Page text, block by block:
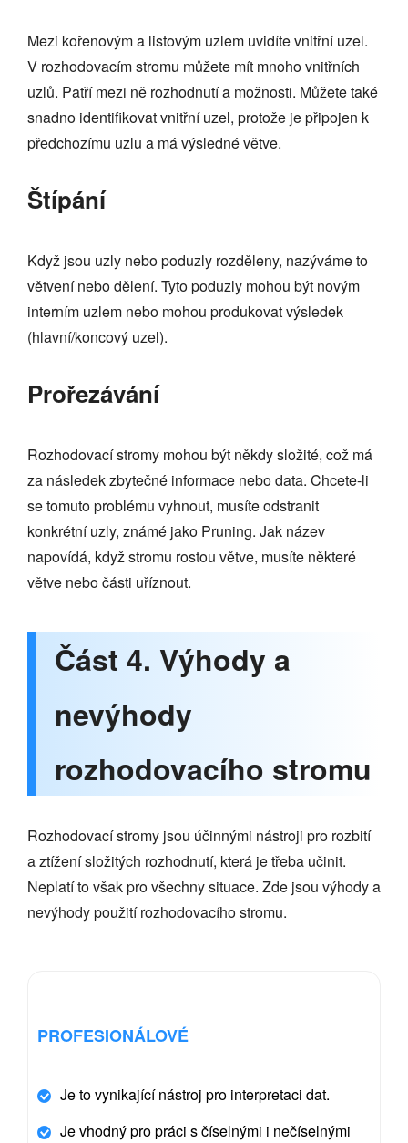
Mezi kořenovým a listovým uzlem uvidíte vnitřní uzel.
V rozhodovacím stromu můžete mít mnoho vnitřních
uzlů. Patří mezi ně rozhodnutí a možnosti. Můžete také
snadno identifikovat vnitřní uzel, protože je připojen k
předchozímu uzlu a má výsledné větve.
Štípání
Když jsou uzly nebo poduzly rozděleny, nazýváme to
větvení nebo dělení. Tyto poduzly mohou být novým
interním uzlem nebo mohou produkovat výsledek
(hlavní/koncový uzel).
Prořezávání
Rozhodovací stromy mohou být někdy složité, což má
za následek zbytečné informace nebo data. Chcete-li
se tomuto problému vyhnout, musíte odstranit
konkrétní uzly, známé jako Pruning. Jak název
napovídá, když stromu rostou větve, musíte některé
větve nebo části uříznout.
Část 4. Výhody a
nevýhody
rozhodovacího stromu
Rozhodovací stromy jsou účinnými nástroji pro rozbití
a ztížení složitých rozhodnutí, která je třeba učinit.
Neplatí to však pro všechny situace. Zde jsou výhody a
nevýhody použití rozhodovacího stromu.
PROFESIONÁLOVÉ
Je to vynikající nástroj pro interpretaci dat.
Je vhodný pro práci s číselnými i nečíselnými